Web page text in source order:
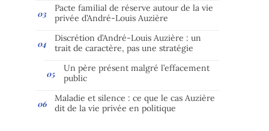
Pacte familial de réserve autour de la vie
privée d’André-Louis Auzière
Discrétion d’André-Louis Auzière : un
trait de caractère, pas une stratégie
Un père présent malgré l’effacement
public
Maladie et silence : ce que le cas Auzière
dit de la vie privée en politique